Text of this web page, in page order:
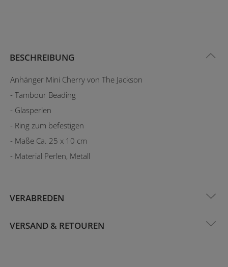
BESCHREIBUNG
Anhänger Mini Cherry von The Jackson
- Tambour Beading
- Glasperlen
- Ring zum befestigen
- Maße Ca. 25 x 10 cm
- Material Perlen, Metall
VERABREDEN
VERSAND & RETOUREN